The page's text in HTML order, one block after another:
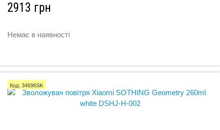
2913 грн
Немає в наявності
Код: 34696SK